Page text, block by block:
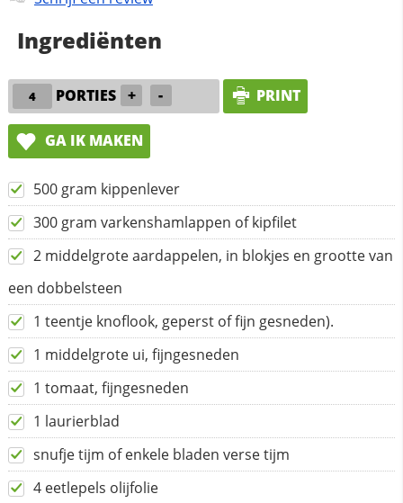
Ingrediënten
PORTIES + - PRINT
GA IK MAKEN
500 gram kippenlever
300 gram varkenshamlappen of kipfilet
2 middelgrote aardappelen, in blokjes en grootte van
een dobbelsteen
1 teentje knoflook, geperst of fijn gesneden).
1 middelgrote ui, fijngesneden
1 tomaat, fijngesneden
1 laurierblad
snufje tijm of enkele bladen verse tijm
4 eetlepels olijfolie